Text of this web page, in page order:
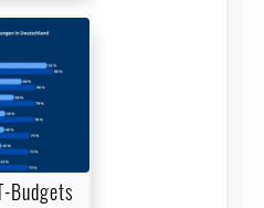
Budgets